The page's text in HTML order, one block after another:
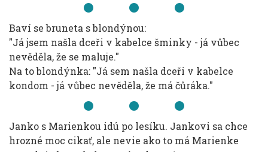
Baví se bruneta s blondýnou:
"Já jsem našla dceři v kabelce šminky - já vůbec
nevěděla, že se maluje."
Na to blondýnka: "Já sem našla dceři v kabelce
kondom - já vůbec nevěděla, že má čůráka."
Janko s Marienkou idú po lesíku. Jankovi sa chce
hrozné moc cikať, ale nevie ako to má Marienke